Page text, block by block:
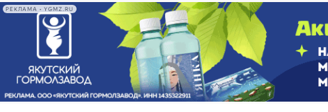
РЕКЛАМА • YGMZ.RU